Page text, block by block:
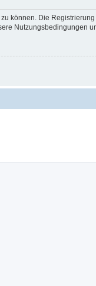
können. Die
Nutzungsbedingungen